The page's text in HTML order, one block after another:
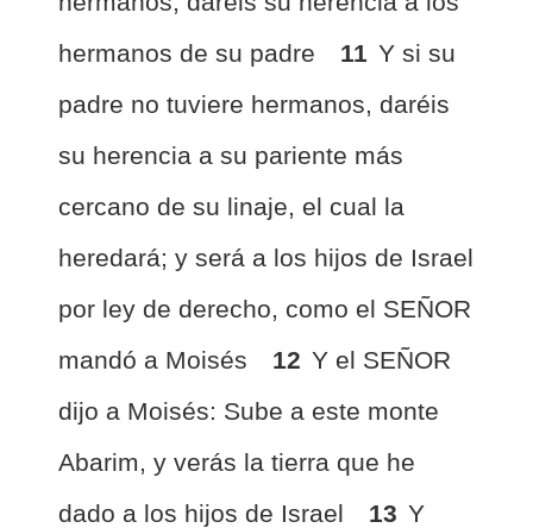
hermanos de su padre
11 Y si su
padre no tuviere hermanos, daréis
su herencia a su pariente más
cercano de su linaje, el cual la
heredará; y será a los hijos de Israel
por ley de derecho, como el SEÑOR
mandó a Moisés
12 Y el SEÑOR
dijo a Moisés: Sube a este monte
Abarim, y verás la tierra que he
dado a los hijos de Israel
13 Y